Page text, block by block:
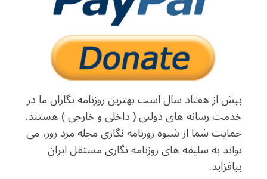
بیش از هفتاد سال است بهترین روزنامه نگاران ما در
خدمت رسانه های دولتی ( داخلی و خارجی ) هستند.
حمایت شما از شیوه روزنامه نگاری مجله مرد روز، می
تواند به سلیقه های روزنامه نگاری مستقل ایران
بیافزاید.